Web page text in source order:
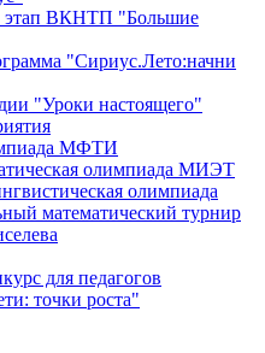
этап ВКНТП "Большие
"Сириус.Лето:начни
"Уроки настоящего"
МФТИ
олимпиада МИЭТ
олимпиада
математический турнир
для педагогов
точки роста"